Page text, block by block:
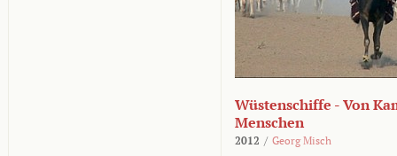
Wüstenschiffe - Von
Menschen
2012 / Georg Misch